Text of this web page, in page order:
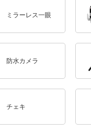
ミラーレス一眼
防水カメラ
チェキ